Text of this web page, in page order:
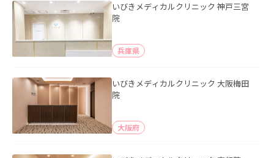
いびきメディカルクリニック 神戸三宮
院
兵庫県
いびきメディカルクリニック 大阪梅田
院
大阪府